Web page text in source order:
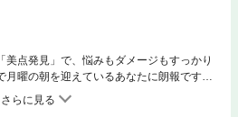
点発見」で、悩みもダメージもすっかり
月曜の朝を迎えているあなたに朗報です。
」を実際にやってみるだけで、月曜の朝の
か日ごろ目にしているすべての風景が変わ